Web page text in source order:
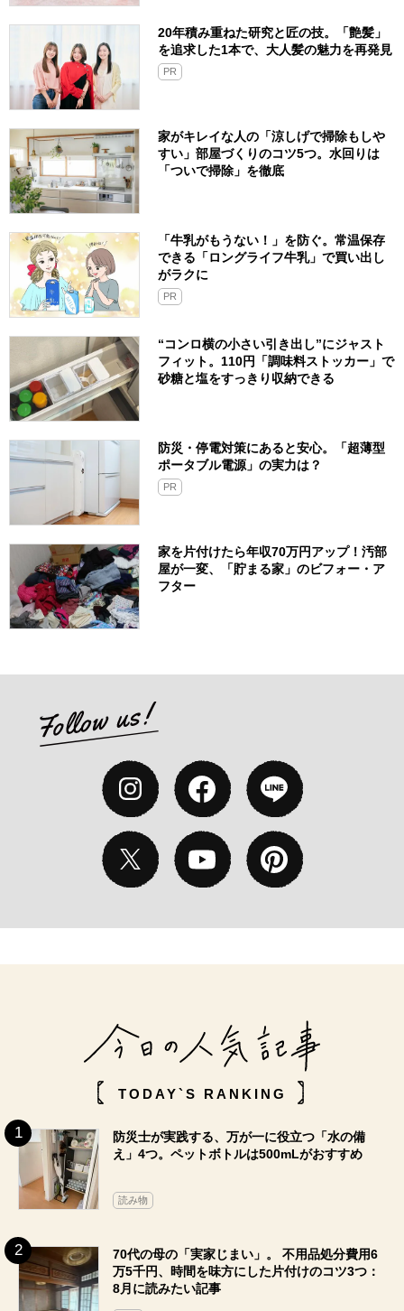
20年積み重ねた研究と匠の技。「艶髪」
を追求した1本で、大人髪の魅力を再発見
PR
家がキレイな人の「涼しげで掃除もしや
すい」部屋づくりのコツ5つ。水回りは
「ついで掃除」を徹底
「牛乳がもうない！」を防ぐ。常温保存
できる「ロングライフ牛乳」で買い出し
がラクに
PR
“コンロ横の小さい引き出し”にジャスト
フィット。110円「調味料ストッカー」で
砂糖と塩をすっきり収納できる
防災・停電対策にあると安心。「超薄型
ポータブル電源」の実力は？​
PR
家を片付けたら年収70万円アップ！汚部
屋が一変、「貯まる家」のビフォー・ア
フター
TODAY`S RANKING
防災士が実践する、万が一に役立つ「水の備
え」4つ。ペットボトルは500mLがおすすめ
読み物
70代の母の「実家じまい」。 不用品処分費用6
万5千円、時間を味方にした片付けのコツ3つ：
8月に読みたい記事